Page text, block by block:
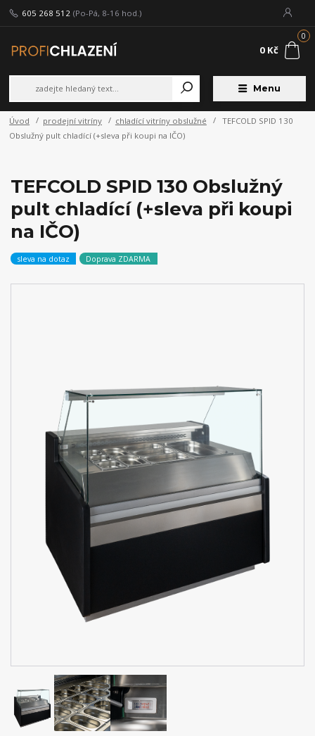
Menu
605 268 512 (Po-Pá, 8-16 hod.)
0
0 Kč
Úvod prodejní vitríny chladící vitríny obslužné
TEFCOLD SPID 130
Obslužný pult chladící (+sleva při koupi na IČO)
TEFCOLD SPID 130 Obslužný
pult chladící (+sleva při koupi
na IČO)
sleva na dotaz Doprava ZDARMA